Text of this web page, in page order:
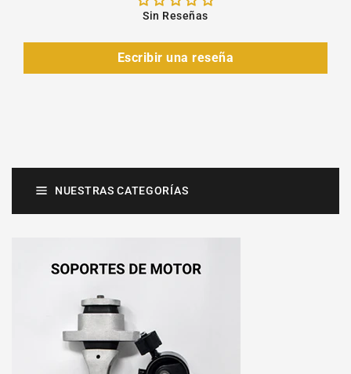
Sin Reseñas
Escribir una reseña
NUESTRAS CATEGORÍAS